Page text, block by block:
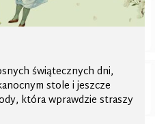
świątecznych dni,
stole i jeszcze
która wprawdzie straszy